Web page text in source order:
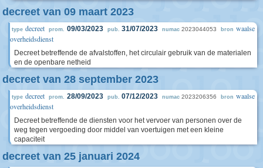
decreet van 09 maart 2023
type decreet prom. 09/03/2023 pub. 31/07/2023 numac 2023044053 bron waalse
overheidsdienst
Decreet betreffende de afvalstoffen, het circulair gebruik van de materialen
en de openbare netheid
decreet van 28 september 2023
type decreet prom. 28/09/2023 pub. 07/12/2023 numac 2023206356 bron waalse
overheidsdienst
Decreet betreffende de diensten voor het vervoer van personen over de
weg tegen vergoeding door middel van voertuigen met een kleine
capaciteit
decreet van 25 januari 2024